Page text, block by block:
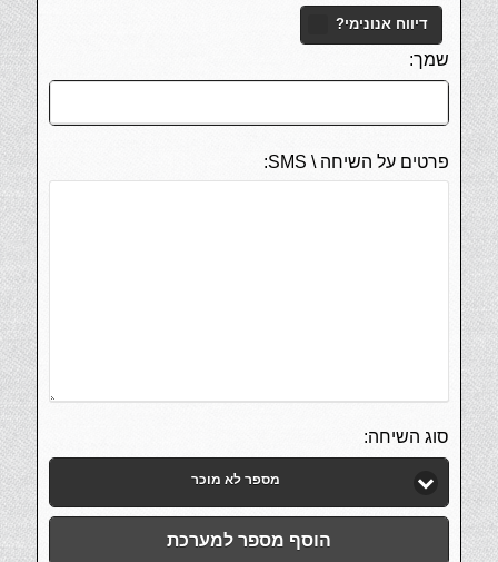
דיווח אנונימי?
שמך:
פרטים על השיחה \ SMS:
סוג השיחה:
מספר לא מוכר
הוסף מספר למערכת